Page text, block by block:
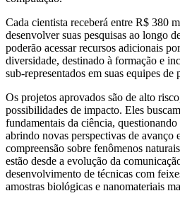
Cada cientista receberá entre R$ 380
desenvolver suas pesquisas ao longo
poderão acessar recursos adicionais
diversidade, destinado à formação e
sub-representados em suas equipes de
Os projetos aprovados são de alto
possibilidades de impacto. Eles
fundamentais da ciência,
abrindo novas perspectivas de avanço
compreensão sobre fenômenos
estão desde a evolução da
desenvolvimento de técnicas com
amostras biológicas e nanomateriais